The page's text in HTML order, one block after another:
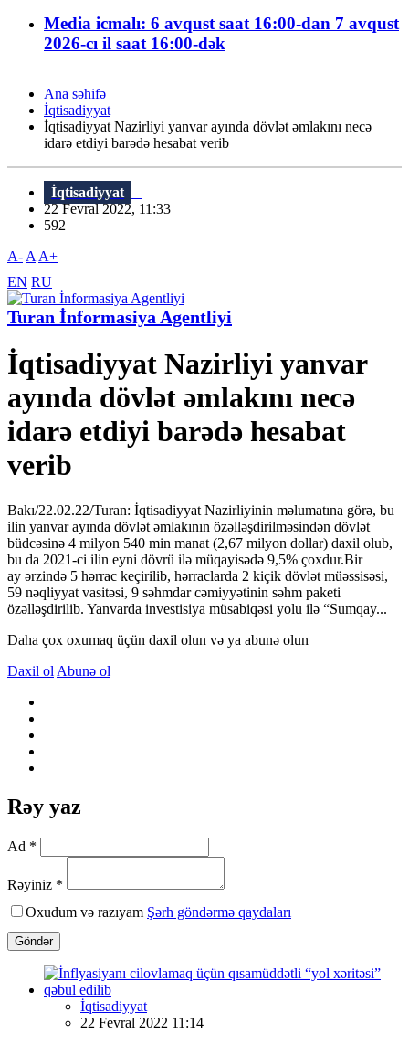
Media icmalı: 6 avqust saat 16:00-dan 7 avqust
2026-cı il saat 16:00-dək
Ana səhifə
İqtisadiyyat
İqtisadiyyat Nazirliyi yanvar ayında dövlət əmlakını necə
idarə etdiyi barədə hesabat verib
İqtisadiyyat
22 Fevral 2022, 11:33
592
A- A A+
EN RU
Turan İnformasiya Agentliyi
İqtisadiyyat Nazirliyi yanvar
ayında dövlət əmlakını necə
idarə etdiyi barədə hesabat
verib
Bakı/22.02.22/Turan: İqtisadiyyat Nazirliyinin məlumatına görə, bu
ilin yanvar ayında dövlət əmlakının özəlləşdirilməsindən dövlət
büdcəsinə 4 milyon 540 min manat (2,67 milyon dollar) daxil olub,
bu da 2021-ci ilin eyni dövrü ilə müqayisədə 9,5% çoxdur.Bir
ay ərzində 5 hərrac keçirilib, hərraclarda 2 kiçik dövlət müəssisəsi,
59 nəqliyyat vasitəsi, 9 səhmdar cəmiyyətinin səhm paketi
özəlləşdirilib. Yanvarda investisiya müsabiqəsi yolu ilə “Sumqay...
Daha çox oxumaq üçün daxil olun və ya abunə olun
Daxil ol Abunə ol
Rəy yaz
Ad *
Rəyiniz *
Oxudum və razıyam Şərh göndərmə qaydaları
Göndər
İqtisadiyyat
22 Fevral 2022 11:14